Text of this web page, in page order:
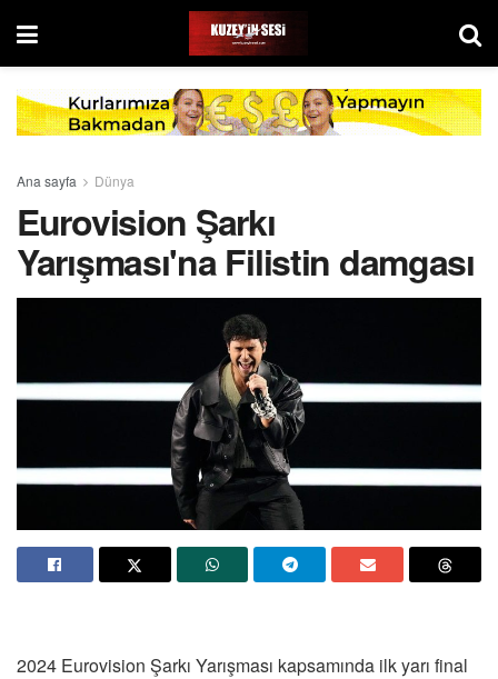
Ana sayfa Dünya
Eurovision Şarkı
Yarışması'na Filistin damgası
2024 Eurovision Şarkı Yarışması kapsamında ilk yarı final